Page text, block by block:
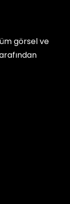
görsel ve